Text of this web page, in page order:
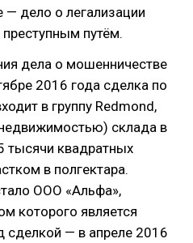
— дело о легализации
путём.
дела о мошенничестве
2016 года сделка по
в группу Redmond,
склада в
квадратных
в полгектара.
ООО «Альфа»,
которого является
— в апреле 2016